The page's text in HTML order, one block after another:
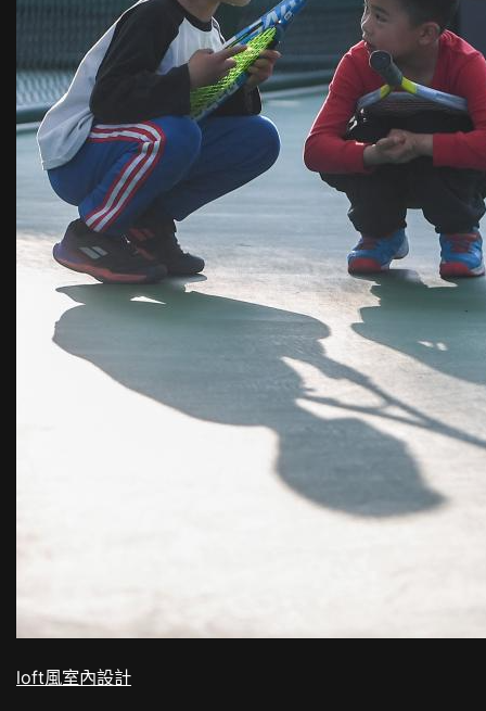
loft風室內設計